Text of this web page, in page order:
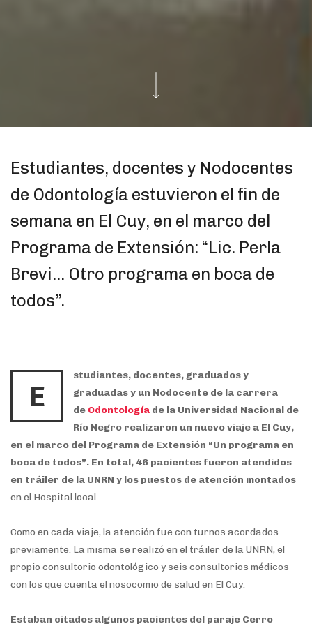
Estudiantes, docentes y Nodocentes
de Odontología estuvieron el fin de
semana en El Cuy, en el marco del
Programa de Extensión: “Lic. Perla
Brevi… Otro programa en boca de
todos”.
E
studiantes, docentes, graduados y
graduadas y un Nodocente de la carrera
de Odontología de la Universidad Nacional de
Río Negro realizaron un nuevo viaje a El Cuy,
en el marco del Programa de Extensión “Un programa en
boca de todos”. En total, 46 pacientes fueron atendidos
en tráiler de la UNRN y los puestos de atención montados
en el Hospital local.
Como en cada viaje, la atención fue con turnos acordados
previamente. La misma se realizó en el tráiler de la UNRN, el
propio consultorio odontológico y seis consultorios médicos
con los que cuenta el nosocomio de salud en El Cuy.
Estaban citados algunos pacientes del paraje Cerro